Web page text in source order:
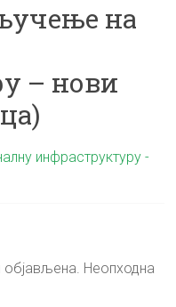
на
– нови
инфраструктуру -
Неопходна